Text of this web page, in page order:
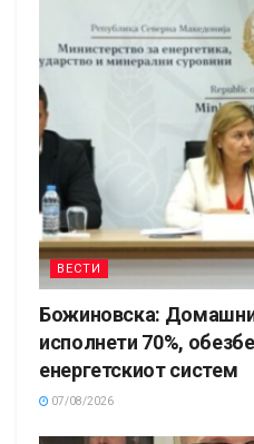
ВЕСТИ
Божиновска:
исполнети 70%,
енергетскиот систем
07/08/2026